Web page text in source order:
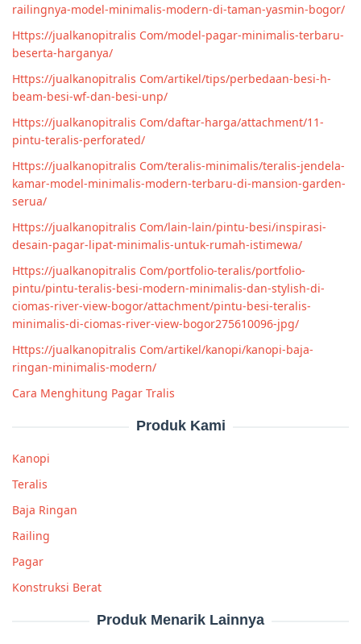
railingnya-model-minimalis-modern-di-taman-yasmin-bogor/
Https://jualkanopitralis Com/model-pagar-minimalis-terbaru-
beserta-harganya/
Https://jualkanopitralis Com/artikel/tips/perbedaan-besi-h-
beam-besi-wf-dan-besi-unp/
Https://jualkanopitralis Com/daftar-harga/attachment/11-
pintu-teralis-perforated/
Https://jualkanopitralis Com/teralis-minimalis/teralis-jendela-
kamar-model-minimalis-modern-terbaru-di-mansion-garden-
serua/
Https://jualkanopitralis Com/lain-lain/pintu-besi/inspirasi-
desain-pagar-lipat-minimalis-untuk-rumah-istimewa/
Https://jualkanopitralis Com/portfolio-teralis/portfolio-
pintu/pintu-teralis-besi-modern-minimalis-dan-stylish-di-
ciomas-river-view-bogor/attachment/pintu-besi-teralis-
minimalis-di-ciomas-river-view-bogor275610096-jpg/
Https://jualkanopitralis Com/artikel/kanopi/kanopi-baja-
ringan-minimalis-modern/
Cara Menghitung Pagar Tralis
Produk Kami
Kanopi
Teralis
Baja Ringan
Railing
Pagar
Konstruksi Berat
Produk Menarik Lainnya